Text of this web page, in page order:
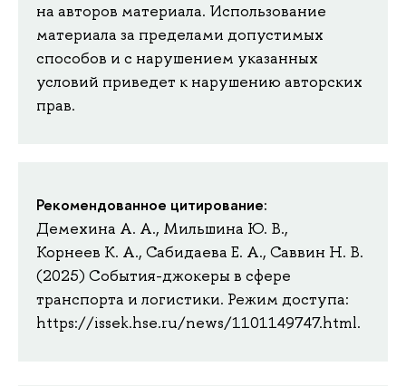
на авторов материала. Использование
материала за пределами допустимых
способов и с нарушением указанных
условий приведет к нарушению авторских
прав.
Рекомендованное цитирование:
Демехина А. А., Мильшина Ю. В.,
Корнеев К. А., Сабидаева Е. А., Саввин Н. В.
(2025) События-джокеры в сфере
транспорта и логистики. Режим доступа:
https://issek.hse.ru/news/1101149747.html.